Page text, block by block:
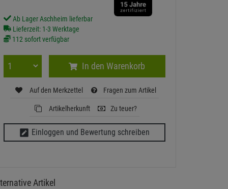
Ab Lager Aschheim lieferbar
Lieferzeit: 1-3 Werktage
112 sofort verfügbar
In den Warenkorb
Auf den Merkzettel Fragen zum Artikel
Artikelherkunft Zu teuer?
Einloggen und Bewertung schreiben
Artikel